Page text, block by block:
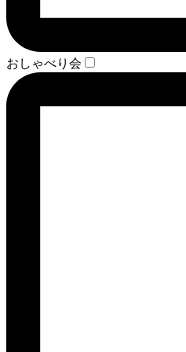
おしゃべり会